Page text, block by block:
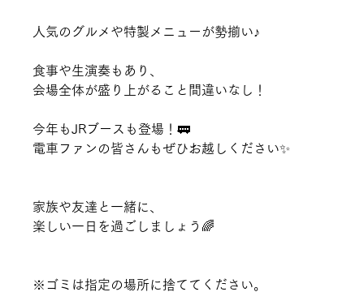
人気のグルメや特製メニューが勢揃い♪
食事や生演奏もあり、
会場全体が盛り上がること間違いなし！
今年もJRブースも登場！🚃
電車ファンの皆さんもぜひお越しください✨
家族や友達と一緒に、
楽しい一日を過ごしましょう🌈
※ゴミは指定の場所に捨ててください。